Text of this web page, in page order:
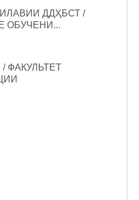
ДДҲБСТ /
ОБУЧЕНИ...
ФАКУЛЬТЕТ